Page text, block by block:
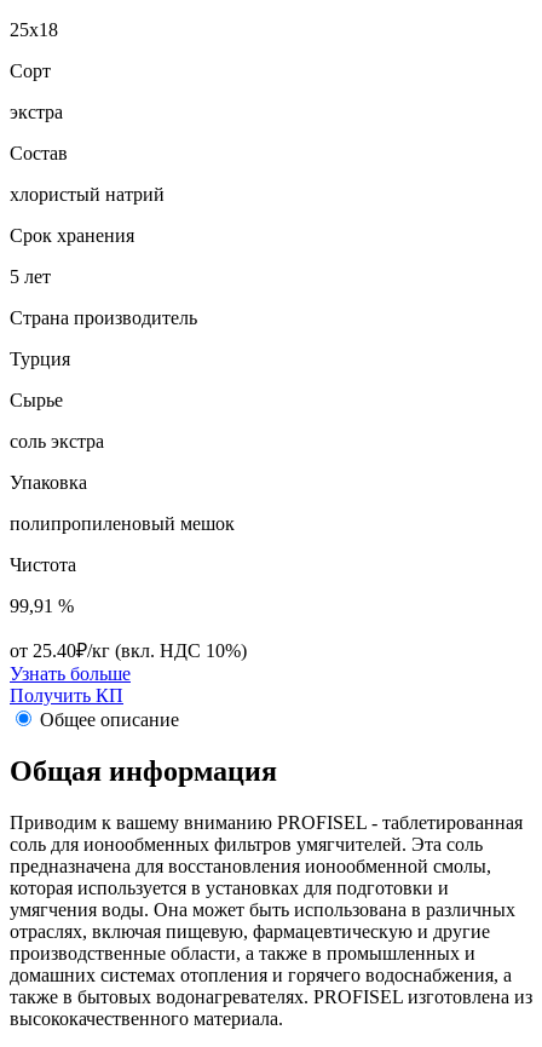
25х18
Сорт
экстра
Состав
хлористый натрий
Срок хранения
5 лет
Страна производитель
Турция
Сырье
cоль экстра
Упаковка
полипропиленовый мешок
Чистота
99,91 %
от 25.40₽/кг (вкл. НДС 10%)
Узнать больше
Получить КП
Общее описание
Общая информация
Приводим к вашему вниманию PROFISEL - таблетированная
соль для ионообменных фильтров умягчителей. Эта соль
предназначена для восстановления ионообменной смолы,
которая используется в установках для подготовки и
умягчения воды. Она может быть использована в различных
отраслях, включая пищевую, фармацевтическую и другие
производственные области, а также в промышленных и
домашних системах отопления и горячего водоснабжения, а
также в бытовых водонагревателях. PROFISEL изготовлена из
высококачественного материала.